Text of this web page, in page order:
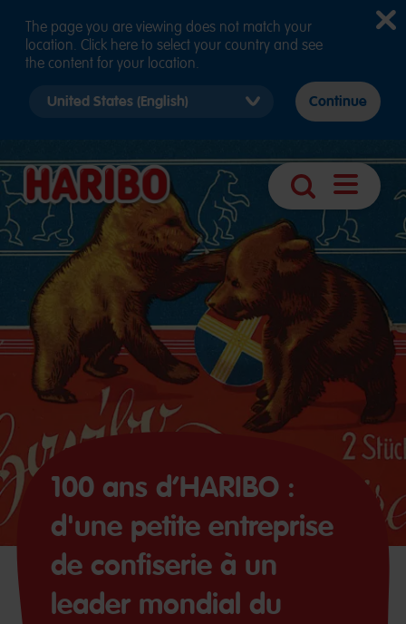
Search Open
100 ans d’HARIBO :
d'une petite entreprise
de confiserie à un
leader mondial du
The page you are viewing does not match your
location. Click here to select your country and see
the content for your location.
country
Continue